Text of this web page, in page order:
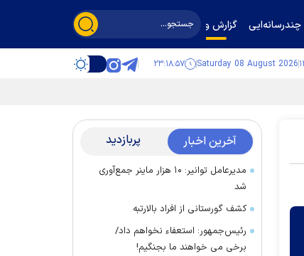
چندرسانه‌ایی گزارش و گفت‌وگو
Saturday 08 August 2026 ۲۳:۱۸:۵۸
آخرین اخبار پربازدید
مدیرعامل توانیر: ۱۰ هزار ماینر جمع‌آوری
شد
کشف گورستانی از افراد بالارتبه
رئیس‌جمهور: استعفاء نخواهم داد/
برخی می خواهند ما بجنگیم!